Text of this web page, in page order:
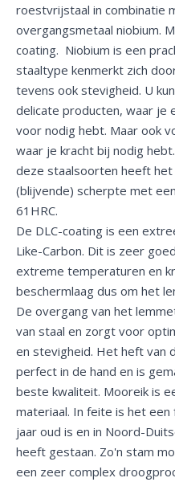
roestvrijstaal in combinatie
overgangsmetaal niobium.
coating. Niobium is een
staaltype kenmerkt zich
tevens ook stevigheid. U
delicate producten, waar je
voor nodig hebt. Maar ook
waar je kracht bij nodig
deze staalsoorten heeft het
(blijvende) scherpte met
61HRC.
De DLC-coating is een
Like-Carbon. Dit is zeer
extreme temperaturen en
beschermlaag dus om het
De overgang van het
van staal en zorgt voor
en stevigheid. Het heft van
perfect in de hand en is
beste kwaliteit. Mooreik is
materiaal. In feite is het
jaar oud is en in Noord-
heeft gestaan. Zo'n stam
een zeer complex